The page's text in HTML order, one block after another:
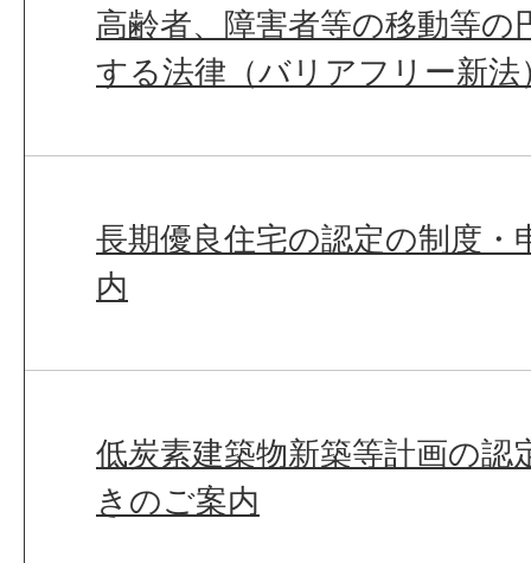
高齢者、障害者等の移動等の
する法律（バリアフリー新法
長期優良住宅の認定の制度・
内
低炭素建築物新築等計画の認
きのご案内